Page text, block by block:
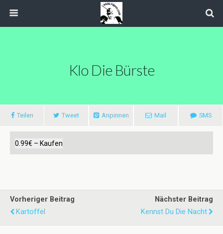
Klo Die Bürste
Teilen Tweet Anpinnen Mail SMS
0.99€ – Kaufen
Vorheriger Beitrag
Kartoffel
Nächster Beitrag
Kennst Du Die Nacht